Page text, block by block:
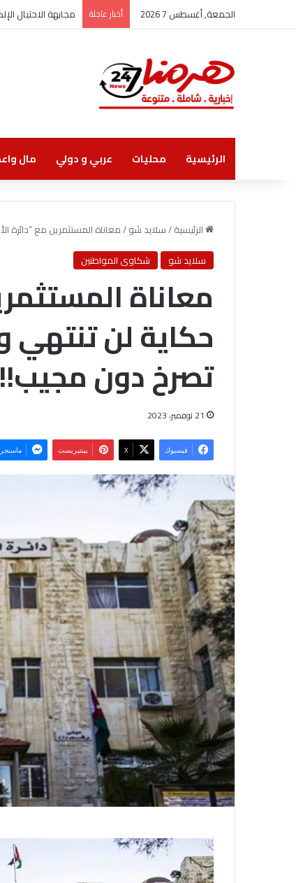
الجمعة, أغسطس 7 2026 أخبار عاجلة مجابهة الاحتيال
الرئيسية محليات عربي و دولي مال
الرئيسية/سلايد شو/معاناة المستثمرين مع
سلايد شو
شكاوى المواطنين
معاناة
حكاية لن
تصرخ دون مجيب!!
21 نوفمبر، 2023
فيسبوك ‫X بينتيريست ماسنجر